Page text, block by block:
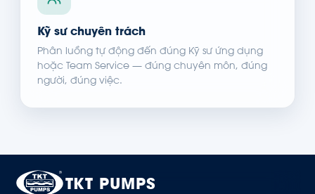
Kỹ sư chuyên trách
Phân luồng tự động đến đúng Kỹ sư ứng dụng
hoặc Team Service — đúng chuyên môn, đúng
người, đúng việc.
TKT PUMPS